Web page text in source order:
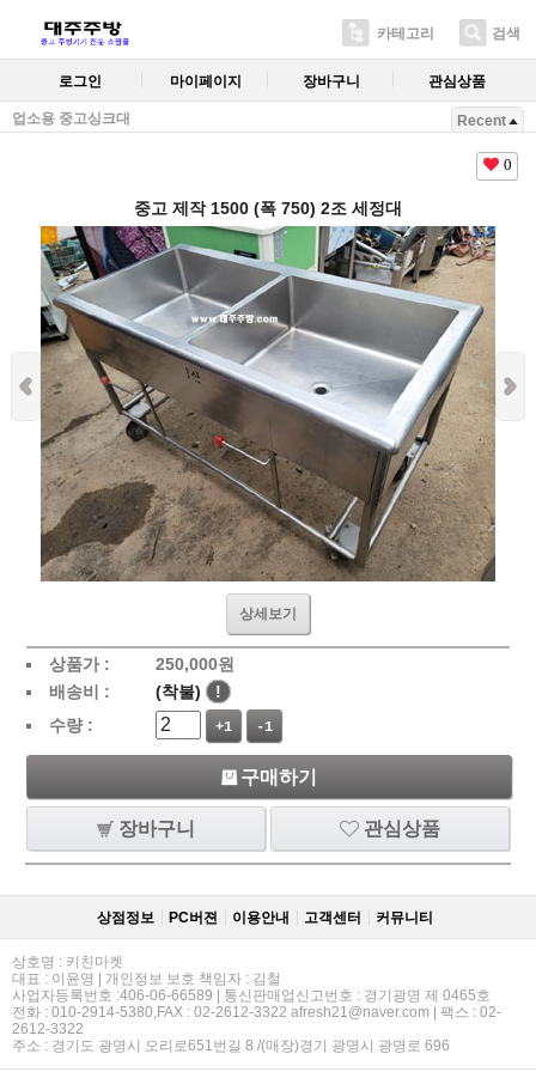
카테고리 검색
로그인 마이페이지 장바구니 관심상품
업소용 중고싱크대 Recent
0
중고 제작 1500 (폭 750) 2조 세정대
상세보기
상품가 : 250,000원
배송비 :
(착불)
!
수량 :
+1 -1
구매하기
장바구니 관심상품
상점정보 PC버젼 이용안내 고객센터 커뮤니티
상호명 : 키친마켓
대표 : 이윤영 | 개인정보 보호 책임자 : 김철
사업자등록번호 :406-06-66589 | 통신판매업신고번호 : 경기광명 제 0465호
전화 : 010-2914-5380,FAX : 02-2612-3322 afresh21@naver.com | 팩스 : 02-
2612-3322
주소 : 경기도 광명시 오리로651번길 8 /(매장)경기 광명시 광명로 696